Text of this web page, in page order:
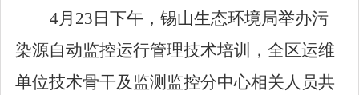
4月 23 日下午，锡山生态环境局举办污
染源自动监控运行管理技术培训，全区运维
单位技术骨干及监测监控分中心相关人员共